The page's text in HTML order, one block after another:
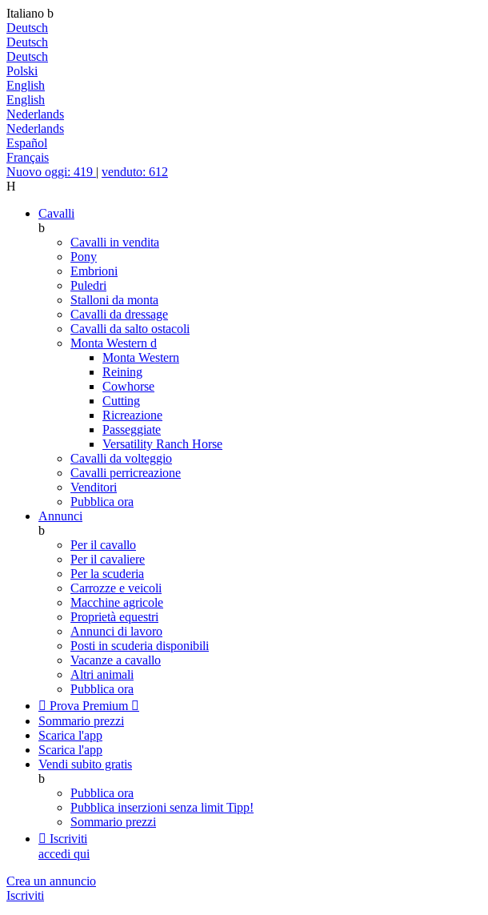
Italiano b
Deutsch
Deutsch
Deutsch
Polski
English
English
Nederlands
Nederlands
Español
Français
Nuovo oggi: 419 | venduto: 612
H
Cavalli
b
Cavalli in vendita
Pony
Embrioni
Puledri
Stalloni da monta
Cavalli da dressage
Cavalli da salto ostacoli
Monta Western d
Monta Western
Reining
Cowhorse
Cutting
Ricreazione
Passeggiate
Versatility Ranch Horse
Cavalli da volteggio
Cavalli perricreazione
Venditori
Pubblica ora
Annunci
b
Per il cavallo
Per il cavaliere
Per la scuderia
Carrozze e veicoli
Macchine agricole
Proprietà equestri
Annunci di lavoro
Posti in scuderia disponibili
Vacanze a cavallo
Altri animali
Pubblica ora
 Prova Premium 
Sommario prezzi
Scarica l'app
Scarica l'app
Vendi subito gratis
b
Pubblica ora
Pubblica inserzioni senza limit Tipp!
Sommario prezzi
 Iscriviti
accedi qui
Crea un annuncio
Iscriviti